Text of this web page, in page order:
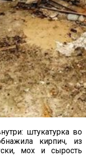
штукатурка во
кирпич, из
мох и сырость